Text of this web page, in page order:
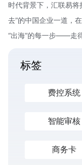
时代背景下，汇联易将
去”的中国企业一道，
“出海”的每一步——走
标签
费控系统
智能审核
商务卡